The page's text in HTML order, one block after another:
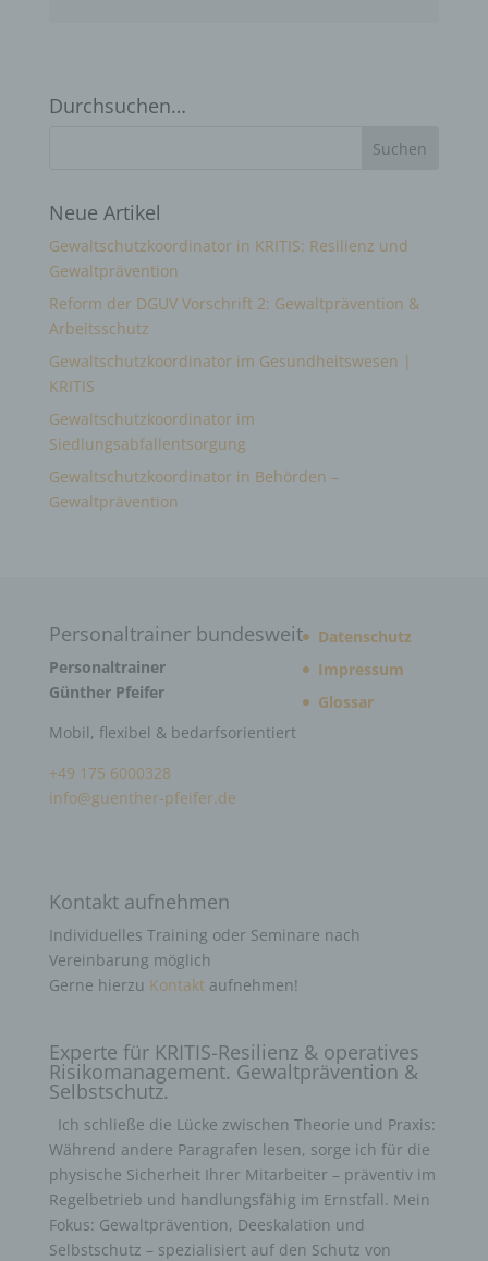
Durchsuchen…
Neue Artikel
Gewaltschutzkoordinator in KRITIS: Resilienz und
Gewaltprävention
Reform der DGUV Vorschrift 2: Gewaltprävention &
Arbeitsschutz
Gewaltschutzkoordinator im Gesundheitswesen |
KRITIS
Gewaltschutzkoordinator im
Siedlungsabfallentsorgung
Gewaltschutzkoordinator in Behörden –
Gewaltprävention
Personaltrainer bundesweit
Personaltrainer
Günther Pfeifer
Mobil, flexibel & bedarfsorientiert
+49 175 6000328
info@guenther-pfeifer.de
Datenschutz
Impressum
Glossar
Kontakt aufnehmen
Individuelles Training oder Seminare nach
Vereinbarung möglich
Gerne hierzu Kontaktaufnehmen!
Experte für KRITIS-Resilienz & operatives
Risikomanagement. Gewaltprävention &
Selbstschutz.
Ich schließe die Lücke zwischen Theorie und Praxis:
Während andere Paragrafen lesen, sorge ich für die
physische Sicherheit Ihrer Mitarbeiter – präventiv im
Regelbetrieb und handlungsfähig im Ernstfall. Mein
Fokus: Gewaltprävention, Deeskalation und
Selbstschutz – spezialisiert auf den Schutz von